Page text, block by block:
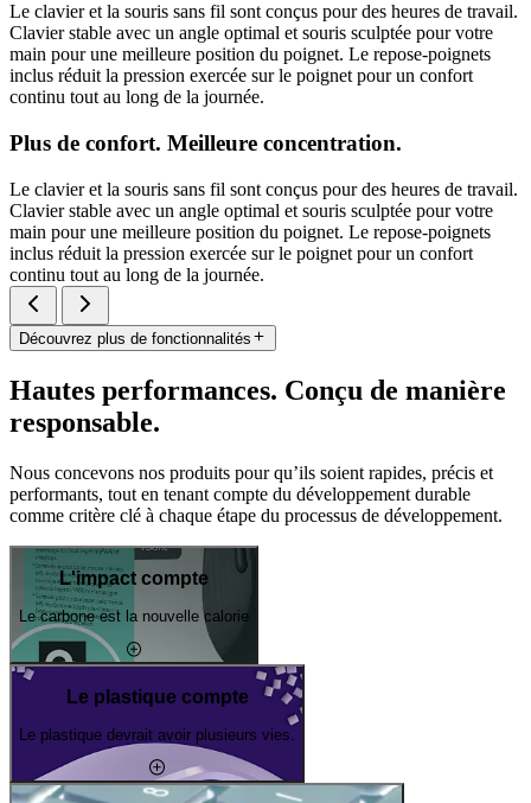
Le clavier et la souris sans fil sont conçus pour des heures de travail.
Clavier stable avec un angle optimal et souris sculptée pour votre
main pour une meilleure position du poignet. Le repose-poignets
inclus réduit la pression exercée sur le poignet pour un confort
continu tout au long de la journée.
Plus de confort. Meilleure concentration.
Le clavier et la souris sans fil sont conçus pour des heures de travail.
Clavier stable avec un angle optimal et souris sculptée pour votre
main pour une meilleure position du poignet. Le repose-poignets
inclus réduit la pression exercée sur le poignet pour un confort
continu tout au long de la journée.
Découvrez plus de fonctionnalités
Hautes performances. Conçu de manière
responsable.
Nous concevons nos produits pour qu’ils soient rapides, précis et
performants, tout en tenant compte du développement durable
comme critère clé à chaque étape du processus de développement.
L'impact compte
Le carbone est la nouvelle calorie
Le plastique compte
Le plastique devrait avoir plusieurs vies.